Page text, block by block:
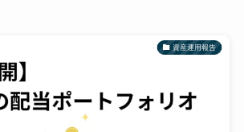
資産運用報告